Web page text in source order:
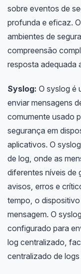
sobre eventos de
profunda e eficaz.
ambientes de
compreensão
resposta adequada
Syslog: O syslog é
enviar mensagens
comumente usado
segurança em
aplicativos. O
de log, onde as
diferentes níveis de
avisos, erros e
tempo, o
mensagem. O
configurado para
log centralizado,
centralizado de logs